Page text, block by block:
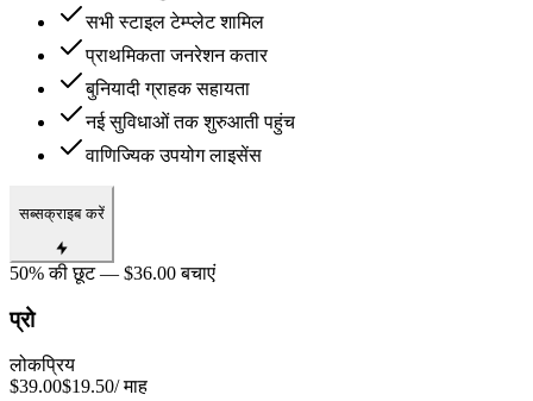
सभी स्टाइल टेम्प्लेट शामिल
प्राथमिकता जनरेशन कतार
बुनियादी ग्राहक सहायता
नई सुविधाओं तक शुरुआती पहुंच
वाणिज्यिक उपयोग लाइसेंस
सब्सक्राइब करें
50% की छूट — $36.00 बचाएं
प्रो
लोकप्रिय
$39.00$19.50/ माह